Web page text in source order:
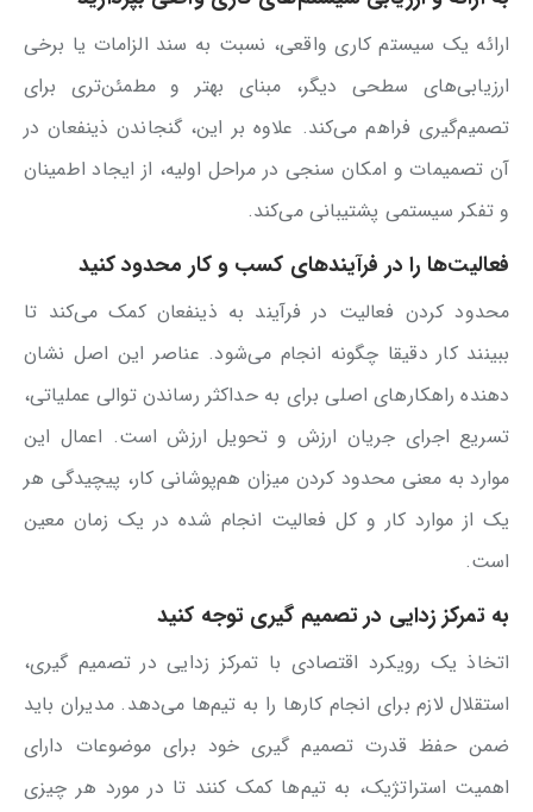
ارائه یک سیستم کاری واقعی، نسبت به سند الزامات یا برخی
ارزیابی‌های سطحی دیگر، مبنای بهتر و مطمئن‌تری برای
تصمیم‌گیری فراهم می‌کند. علاوه بر این، گنجاندن ذینفعان در
آن تصمیمات و امکان سنجی در مراحل اولیه، از ایجاد اطمینان
و تفکر سیستمی پشتیبانی می‌کند.
فعالیت‌ها را در فرآیندهای کسب و کار محدود کنید
محدود کردن فعالیت در فرآیند به ذینفعان کمک می‌کند تا
ببینند کار دقیقا چگونه انجام می‌شود. عناصر این اصل نشان
دهنده راهکارهای اصلی برای به حداکثر رساندن توالی عملیاتی،
تسریع اجرای جریان ارزش و تحویل ارزش است. اعمال این
موارد به معنی محدود کردن میزان هم‌پوشانی کار، پیچیدگی هر
یک از موارد کار و کل فعالیت انجام شده در یک زمان معین
است.
به تمرکز زدایی در تصمیم گیری توجه کنید
اتخاذ یک رویکرد اقتصادی با تمرکز زدایی در تصمیم گیری،
استقلال لازم برای انجام کارها را به تیم‌ها می‌دهد. مدیران باید
ضمن حفظ قدرت تصمیم گیری خود برای موضوعات دارای
اهمیت استراتژیک، به تیم‌ها کمک کنند تا در مورد هر چیزی